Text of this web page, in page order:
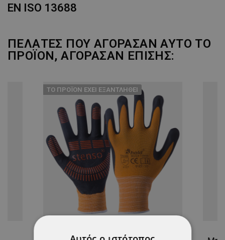
EN ISO 13688
ΠΕΛΆΤΕΣ ΠΟΥ ΑΓΌΡΑΣΑΝ ΑΥΤΌ ΤΟ
ΠΡΟΪΌΝ, ΑΓΌΡΑΣΑΝ ΕΠΊΣΗΣ:
ТΟ ΠΡΟΪΌΝ ΈΧΕΙ ΕΞΑΝΤΛΗΘΕΊ